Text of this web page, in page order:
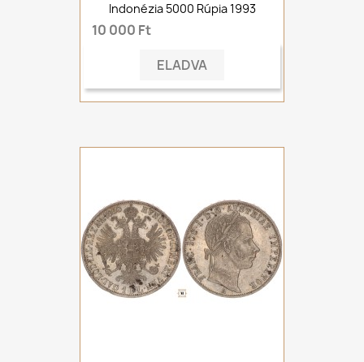
Indonézia 5000 Rúpia 1993
10 000 Ft
ELADVA